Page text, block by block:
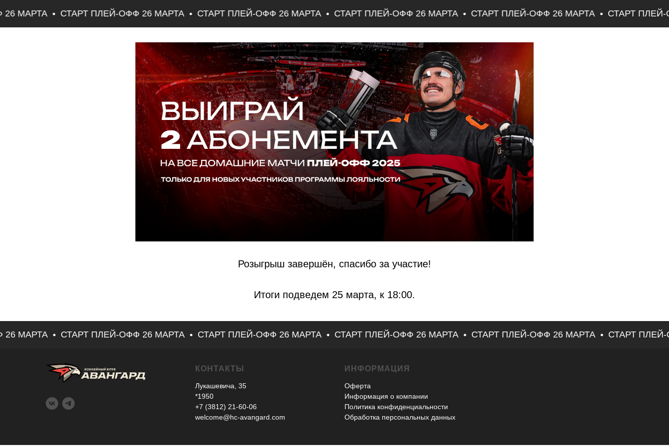
МАРТА СТАРТ ПЛЕЙ-ОФФ 26 МАРТА СТАРТ ПЛЕЙ-ОФФ 26 МАРТА СТАРТ ПЛЕЙ-ОФФ 26 МАРТА СТАРТ ПЛЕЙ-ОФФ 26 МАРТА СТАРТ ПЛЕЙ-
Розыгрыш завершён, спасибо за участие!
Итоги подведем 25 марта, к 18:00.
МАРТА СТАРТ ПЛЕЙ-ОФФ 26 МАРТА СТАРТ ПЛЕЙ-ОФФ 26 МАРТА СТАРТ ПЛЕЙ-ОФФ 26 МАРТА СТАРТ ПЛЕЙ-ОФФ 26 МАРТА СТАРТ ПЛЕЙ-
КОНТАКТЫ
Лукашевича, 35
*1950
+7 (3812) 21-60-06
welcome@hc-avangard.com
ИНФОРМАЦИЯ
Оферта
Информация о компании
Политика конфиденциальности
Обработка персональных данных